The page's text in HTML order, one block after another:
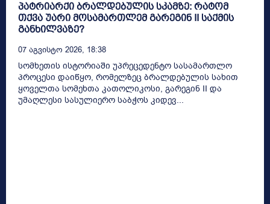
პატრიარქი ბრალდებულის სკამზე: რატომ
თქვა უარი მოსამართლემ გარეგინ II საქმის
განხილვაზე?
07 Აგვისტო 2026, 18:38
სომხეთის ისტორიაში უპრეცედენტო სასამართლო
პროცესი დაიწყო, რომელზეც ბრალდებულის სახით
ყოველთა სომეხთა კათოლიკოსი, გარეგინ II და
უმაღლესი სასულიერო საბჭოს კიდევ...